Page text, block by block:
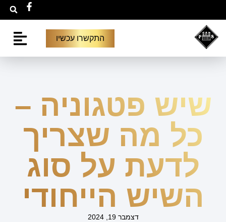
התקשרו עכשיו
שיש פטגוניה –
כל מה שצריך
לדעת על סוג
השיש הייחודי
דצמבר 19, 2024